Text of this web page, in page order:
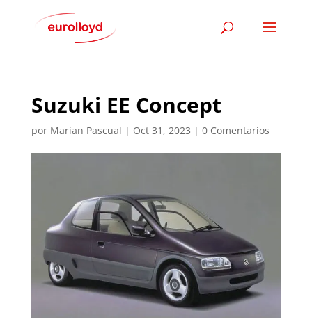
Suzuki EE Concept
por Marian Pascual | Oct 31, 2023 | 0 Comentarios